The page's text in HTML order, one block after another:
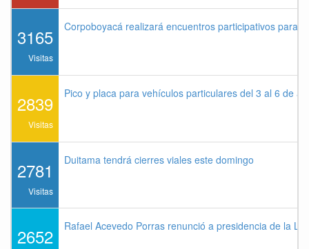
3165
Visitas
Corpoboyacá realizará encuentros participativos para
2839
Visitas
Pico y placa para vehículos particulares del 3 al 6 de
2781
Visitas
Duitama tendrá cierres viales este domingo
2652 Rafael Acevedo Porras renunció a presidencia de la